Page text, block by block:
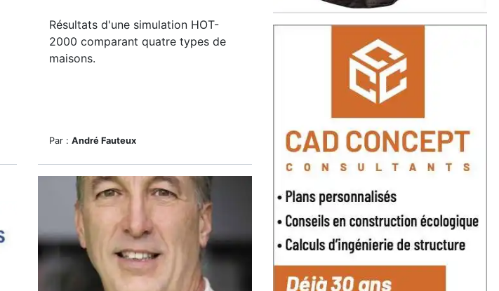
Résultats d'une simulation HOT-
2000 comparant quatre types de
maisons.
Par : André Fauteux